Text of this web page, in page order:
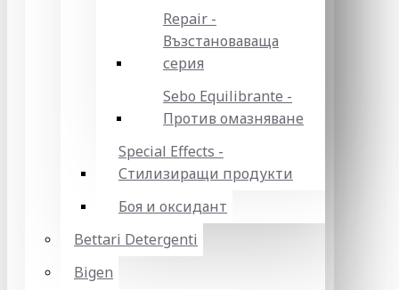
Repair -
Възстановаваща
серия
Sebo Equilibrante -
Против омазняване
Special Effects -
Стилизиращи продукти
Боя и оксидант
Bettari Detergenti
Bigen